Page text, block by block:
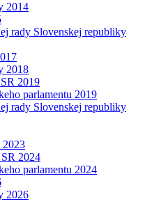
2014
rady Slovenskej republiky
2018
2019
parlamentu 2019
rady Slovenskej republiky
2024
parlamentu 2024
2026